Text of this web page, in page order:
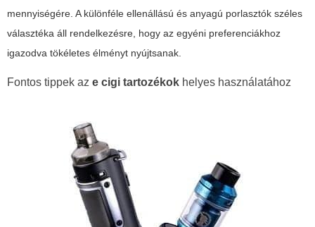
mennyiségére. A különféle ellenállású és anyagú porlasztók széles
választéka áll rendelkezésre, hogy az egyéni preferenciákhoz
igazodva tökéletes élményt nyújtsanak.
Fontos tippek az e cigi tartozékok helyes használatához